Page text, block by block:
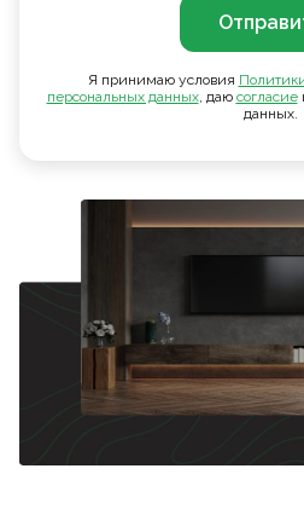
Я принимаю условия
персональных данных, даю согласие
данных.